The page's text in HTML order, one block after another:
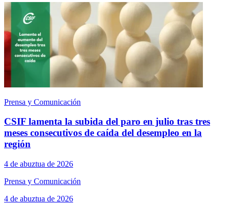
Prensa y Comunicación
CSIF lamenta la subida del paro en julio tras tres
meses consecutivos de caída del desempleo en la
región
4 de abuztua de 2026
Prensa y Comunicación
4 de abuztua de 2026